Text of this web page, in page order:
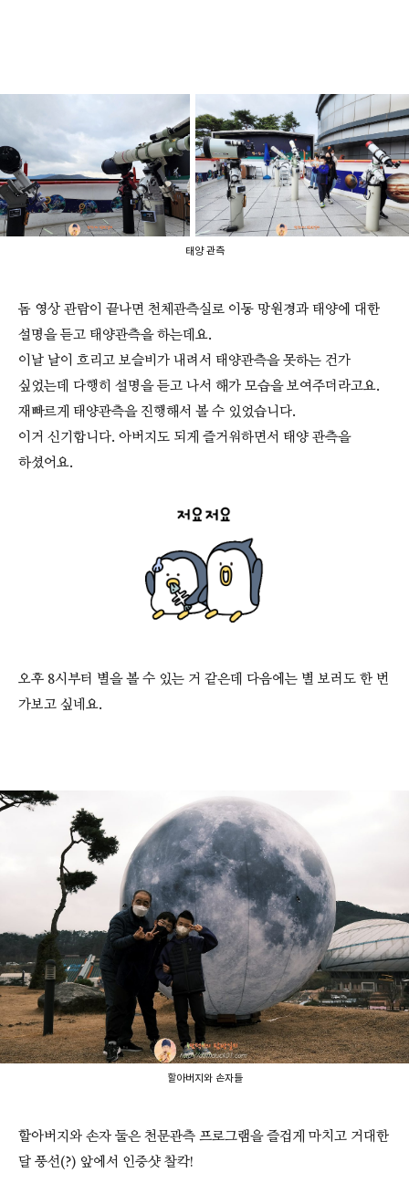
태양 관측
돔 영상 관람이 끝나면 천체관측실로 이동 망원경과 태양에 대한
설명을 듣고 태양관측을 하는데요.
이날 날이 흐리고 보슬비가 내려서 태양관측을 못하는 건가
싶었는데 다행히 설명을 듣고 나서 해가 모습을 보여주더라고요.
재빠르게 태양관측을 진행해서 볼 수 있었습니다.
이거 신기합니다. 아버지도 되게 즐거워하면서 태양 관측을
하셨어요.
오후 8시부터 별을 볼 수 있는 거 같은데 다음에는 별 보러도 한 번
가보고 싶네요.
할아버지와 손자들
할아버지와 손자 둘은 천문관측 프로그램을 즐겁게 마치고 거대한
달 풍선(?) 앞에서 인증샷 찰칵!